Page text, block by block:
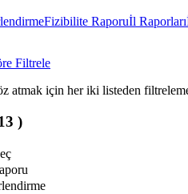
Fizibilite Raporuİl Raporları
Filtrele
atmak için her iki listeden
)